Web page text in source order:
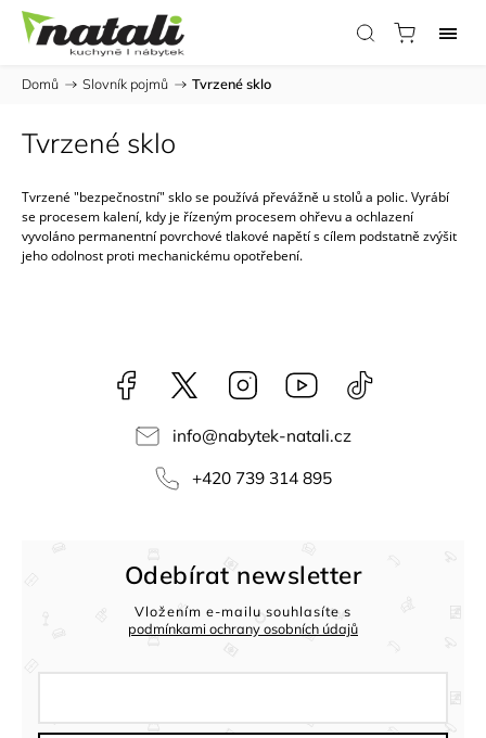
Domů / Slovník pojmů / Tvrzené sklo
Tvrzené sklo
Tvrzené "bezpečnostní" sklo se používá převážně u stolů a polic. Vyrábí
se procesem kalení, kdy je řízeným procesem ohřevu a ochlazení
vyvoláno permanentní povrchové tlakové napětí s cílem podstatně zvýšit
jeho odolnost proti mechanickému opotřebení.
Facebook NataliNabytek
Instagram YouTube
info@nabytek-natali.cz
+420 739 314 895
Odebírat newsletter
Vložením e-mailu souhlasíte s
podmínkami ochrany osobních údajů